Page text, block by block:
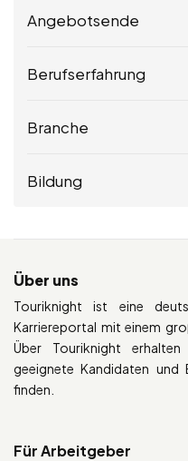
Angebotsende
Berufserfahrung
Branche
Bildung
Über uns
Touriknight ist eine
Karriereportal mit einem
Über Touriknight
geeignete Kandidaten und
finden.
Für Arbeitgeber